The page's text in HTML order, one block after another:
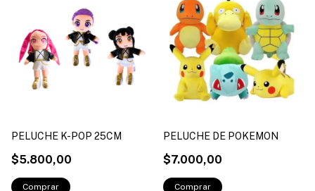
PELUCHE K-POP 25CM
$5.800,00
PELUCHE DE POKEMON
$7.000,00